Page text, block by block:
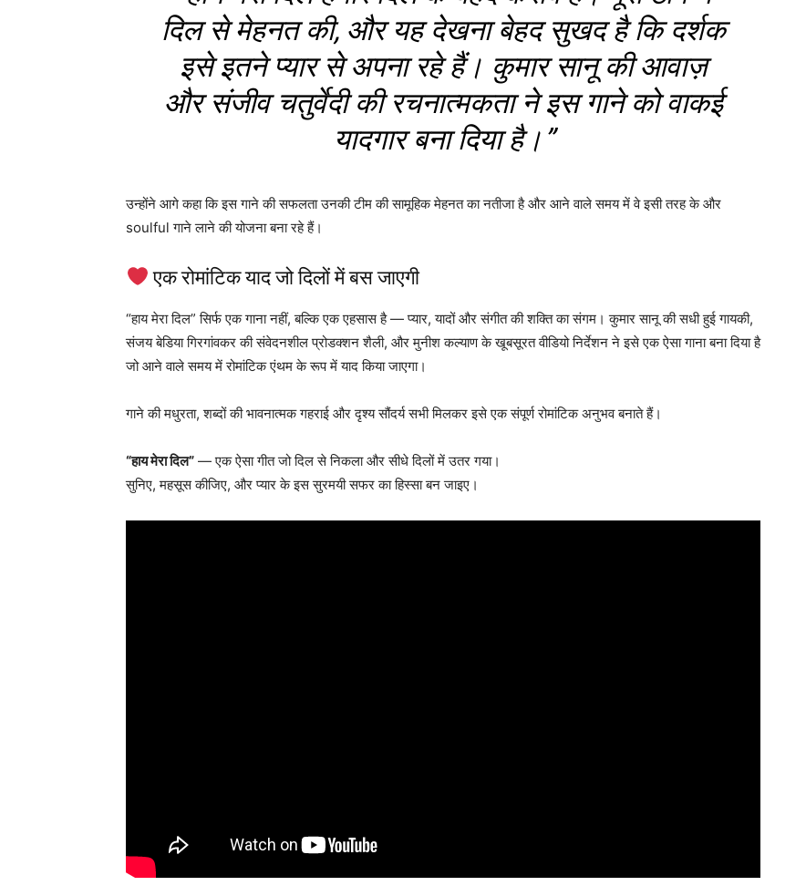
दिल से मेहनत की, और यह देखना बेहद सुखद है कि दर्शक
इसे इतने प्यार से अपना रहे हैं। कुमार सानू की आवाज़
और संजीव चतुर्वेदी की रचनात्मकता ने इस गाने को वाकई
यादगार बना दिया है।”
उन्होंने आगे कहा कि इस गाने की सफलता उनकी टीम की सामूहिक मेहनत का नतीजा है और आने वाले समय में वे इसी तरह के और
soulful गाने लाने की योजना बना रहे हैं।
एक रोमांटिक याद जो दिलों में बस जाएगी
“हाय मेरा दिल” सिर्फ एक गाना नहीं, बल्कि एक एहसास है — प्यार, यादों और संगीत की शक्ति का संगम। कुमार सानू की सधी हुई गायकी,
संजय बेडिया गिरगांवकर की संवेदनशील प्रोडक्शन शैली, और मुनीश कल्याण के खूबसूरत वीडियो निर्देशन ने इसे एक ऐसा गाना बना दिया है
जो आने वाले समय में रोमांटिक एंथम के रूप में याद किया जाएगा।
गाने की मधुरता, शब्दों की भावनात्मक गहराई और दृश्य सौंदर्य सभी मिलकर इसे एक संपूर्ण रोमांटिक अनुभव बनाते हैं।
“हाय मेरा दिल” — एक ऐसा गीत जो दिल से निकला और सीधे दिलों में उतर गया।
सुनिए, महसूस कीजिए, और प्यार के इस सुरमयी सफर का हिस्सा बन जाइए।